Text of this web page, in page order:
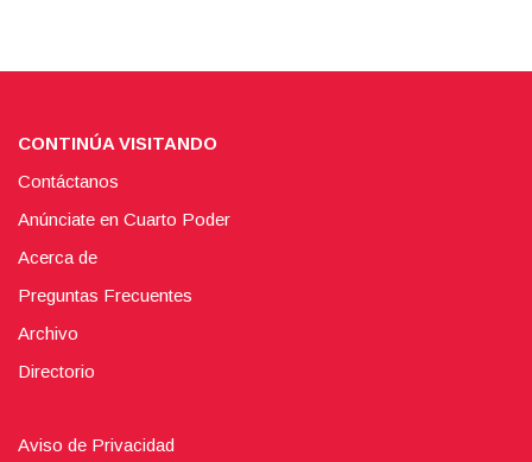
CONTINÚA VISITANDO
Contáctanos
Anúnciate en Cuarto Poder
Acerca de
Preguntas Frecuentes
Archivo
Directorio
Aviso de Privacidad